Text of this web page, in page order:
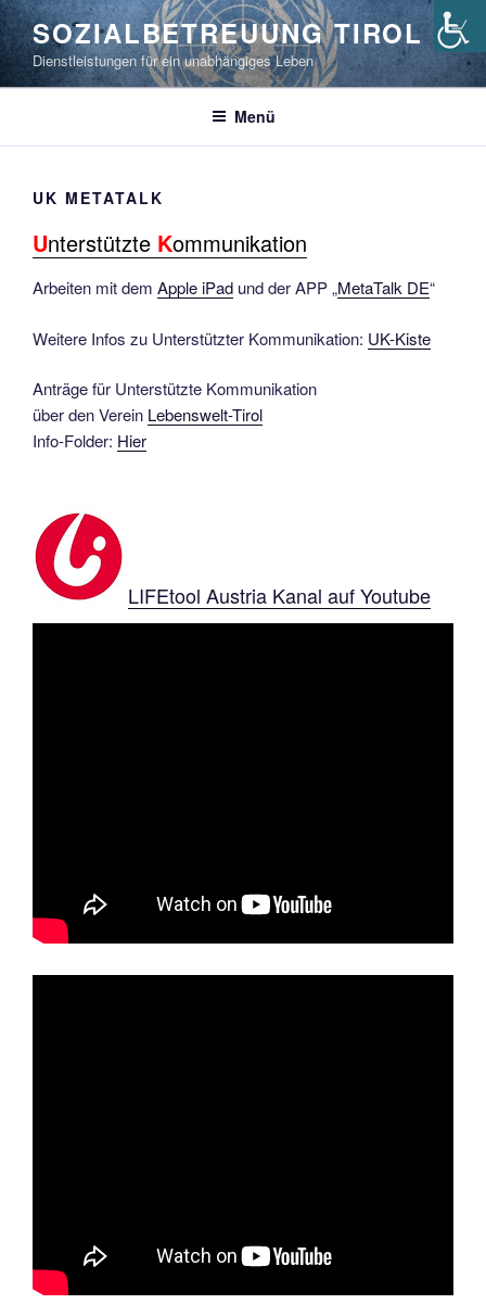
Zum
Inhalt
springen
SOZIALBETREUUNG TIROL
Dienstleistungen für ein unabhängiges Leben
Menü
UK METATALK
Unterstützte Kommunikation
Arbeiten mit dem Apple iPad und der APP „MetaTalk DE“
Weitere Infos zu Unterstützter Kommunikation: UK-Kiste
Anträge für Unterstützte Kommunikation
über den Verein Lebenswelt-Tirol
Info-Folder: Hier
LIFEtool Austria Kanal auf Youtube